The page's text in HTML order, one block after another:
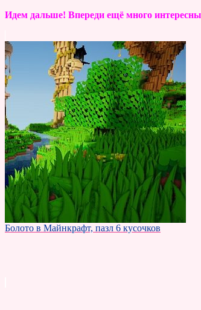
Идем дальше! Впереди ещё много
Болото в Майнкрафт, пазл 6 кусочков